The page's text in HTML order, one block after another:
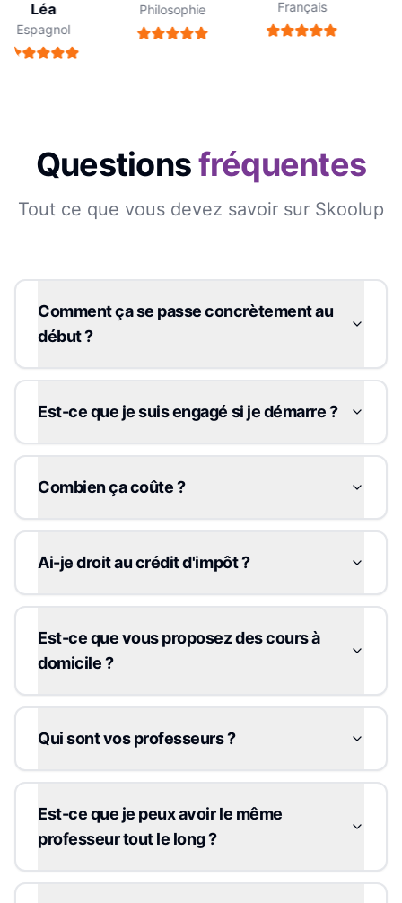
Léa
Espagnol
Philosophie
Français
Questionsfréquentes
Tout ce que vous devez savoir sur Skoolup
Comment ça se passe concrètement au
début ?
Est-ce que je suis engagé si je démarre ?
Combien ça coûte ?
Ai-je droit au crédit d'impôt ?
Est-ce que vous proposez des cours à
domicile ?
Qui sont vos professeurs ?
Est-ce que je peux avoir le même
professeur tout le long ?